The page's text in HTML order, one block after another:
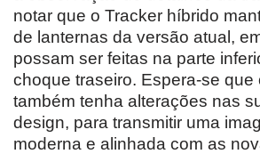
notar que o Tracker híbrido
de lanternas da versão atual,
possam ser feitas na parte
choque traseiro. Espera-se que
também tenha alterações nas
design, para transmitir uma
moderna e alinhada com as